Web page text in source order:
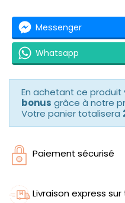
Messenger
Whatsapp
En achetant ce produit
bonus grâce à notre
Votre panier totalisera
Paiement sécurisé
Livraison express